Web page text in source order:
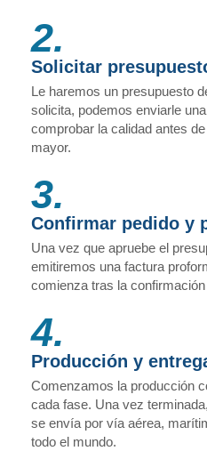
2.
Solicitar
Le haremos un presupuesto
solicita, podemos enviarle
comprobar la calidad antes
mayor.
3.
Confirmar pedido y
Una vez que apruebe el
emitiremos una factura
comienza tras la confirmación
4.
Producción y
Comenzamos la producción
cada fase. Una vez
se envía por vía aérea,
todo el mundo.